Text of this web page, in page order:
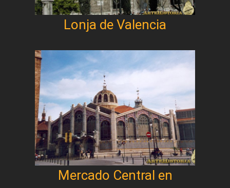
Lonja de Valencia
Mercado Central en